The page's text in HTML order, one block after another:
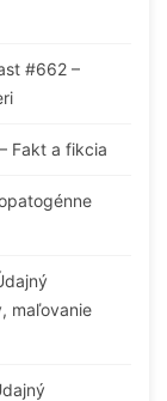
#662 –
Fakt a fikcia
maľovanie